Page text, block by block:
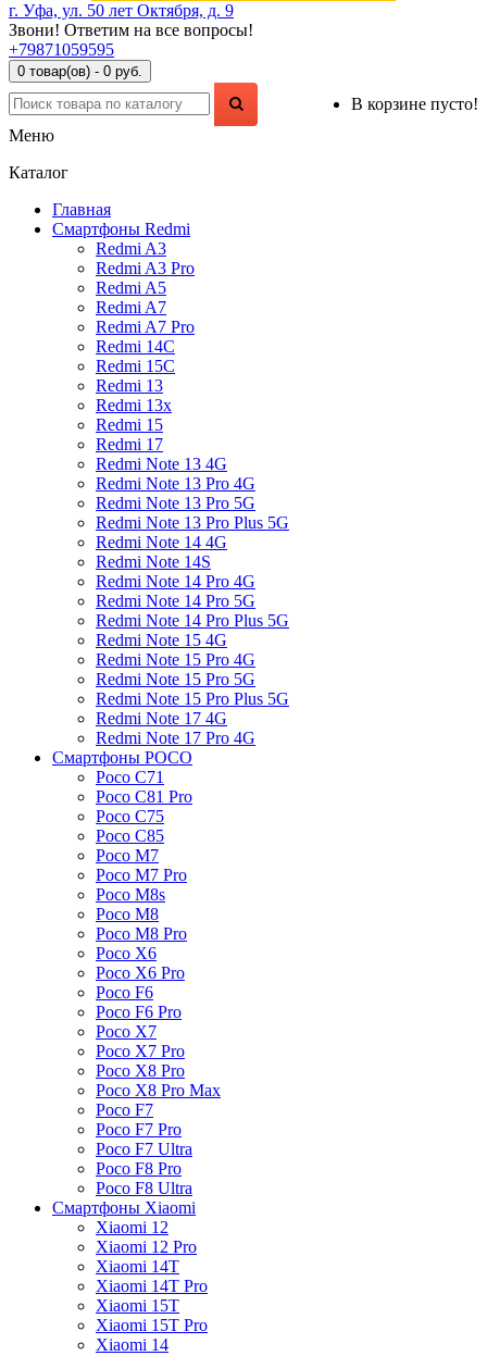
г. Уфа, ул. 50 лет Октября, д. 9
Звони! Ответим на все вопросы!
+79871059595
0 товар(ов) - 0 руб.
В корзине пусто!
Меню
Каталог
Главная
Смартфоны Redmi
Redmi A3
Redmi A3 Pro
Redmi A5
Redmi A7
Redmi A7 Pro
Redmi 14C
Redmi 15C
Redmi 13
Redmi 13x
Redmi 15
Redmi 17
Redmi Note 13 4G
Redmi Note 13 Pro 4G
Redmi Note 13 Pro 5G
Redmi Note 13 Pro Plus 5G
Redmi Note 14 4G
Redmi Note 14S
Redmi Note 14 Pro 4G
Redmi Note 14 Pro 5G
Redmi Note 14 Pro Plus 5G
Redmi Note 15 4G
Redmi Note 15 Pro 4G
Redmi Note 15 Pro 5G
Redmi Note 15 Pro Plus 5G
Redmi Note 17 4G
Redmi Note 17 Pro 4G
Смартфоны POCO
Poco C71
Poco C81 Pro
Poco C75
Poco C85
Poco M7
Poco M7 Pro
Poco M8s
Poco M8
Poco M8 Pro
Poco X6
Poco X6 Pro
Poco F6
Poco F6 Pro
Poco X7
Poco X7 Pro
Poco X8 Pro
Poco X8 Pro Max
Poco F7
Poco F7 Pro
Poco F7 Ultra
Poco F8 Pro
Poco F8 Ultra
Смартфоны Xiaomi
Xiaomi 12
Xiaomi 12 Pro
Xiaomi 14T
Xiaomi 14T Pro
Xiaomi 15T
Xiaomi 15T Pro
Xiaomi 14